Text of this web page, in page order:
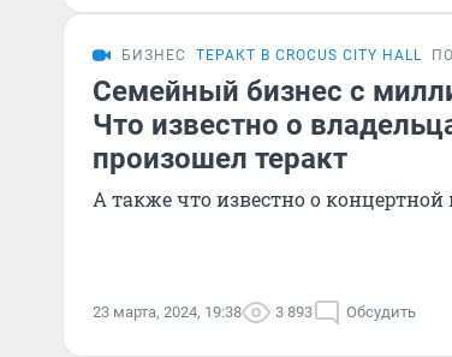
БИЗНЕС ТЕРАКТ В CROCUS CITY HALL
Семейный бизнес с
Что известно о
произошел теракт
А также что известно о
23 марта, 2024, 19:38 3 893 Обсудить